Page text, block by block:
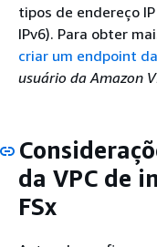
tipos de endereço
IPv6). Para obter
criar um endpoint
usuário da Amazon
da VPC de
FSx